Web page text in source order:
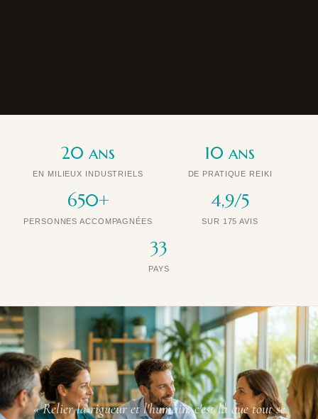
20 ans
EN MILIEUX INDUSTRIELS
10 ans
DE PRATIQUE REIKI
650+
PERSONNES ACCOMPAGNÉES
4,9/5
SUR 175 AVIS
33
PAYS
« Relier la rigueur et l'humain, c'est là que tout se